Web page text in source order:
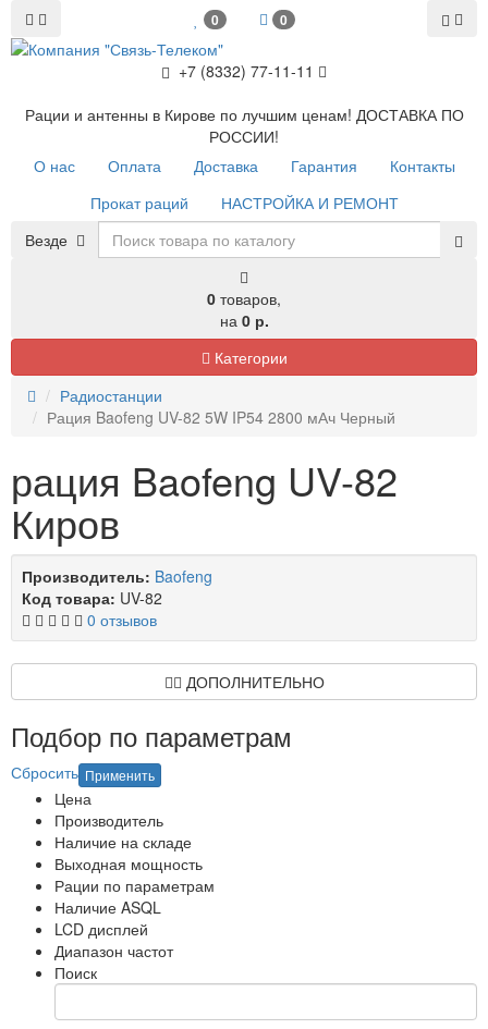
0 0
+7 (8332) 77-11-11
Рации и антенны в Кирове по лучшим ценам! ДОСТАВКА ПО
РОССИИ!
О нас
Оплата Доставка Гарантия
Контакты
Прокат раций
НАСТРОЙКА И РЕМОНТ
Везде
0 товаров,
на 0 р.
Категории
Радиостанции
Рация Baofeng UV-82 5W IP54 2800 мАч Черный
рация Baofeng UV-82
Киров
Производитель: Baofeng
Код товара: UV-82
0 отзывов
ДОПОЛНИТЕЛЬНО
Подбор по параметрам
Сбросить Применить
Цена
Производитель
Наличие на складе
Выходная мощность
Рации по параметрам
Наличие ASQL
LCD дисплей
Диапазон частот
Поиск